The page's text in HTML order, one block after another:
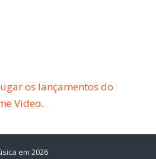
os lançamentos do
Video.
em 2026